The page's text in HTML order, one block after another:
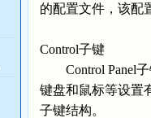
的配置文件，该配
Control子键
Control Panel子
键盘和鼠标等设置
子键结构。